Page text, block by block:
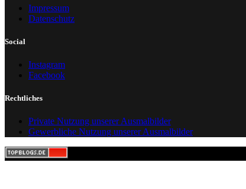
Impressum
Datenschutz
Social
Instagram
Facebook
Rechtliches
Private Nutzung unserer Ausmalbilder
Gewerbliche Nutzung unserer Ausmalbilder